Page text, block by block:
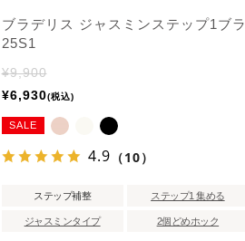
ブラデリス ジャスミンステップ1ブラ
25S1
¥9,900
¥6,930 税込
SALE
4.9 （10）
ステップ補整 ステップ1 集める
ジャスミンタイプ 2個どめホック